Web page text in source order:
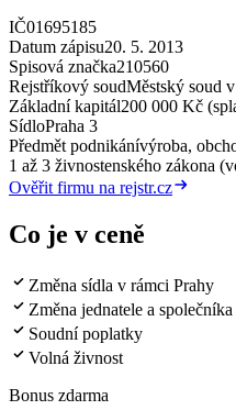
IČ01695185
Datum zápisu20. 5. 2013
Spisová značka210560
Rejstříkový soudMěstský soud
Základní kapitál200 000 Kč
SídloPraha 3
Předmět podnikánívýroba,
1 až 3 živnostenského zákona
Ověřit firmu na rejstr.cz
Co je v ceně
Změna sídla v rámci Prahy
Změna jednatele a společníka
Soudní poplatky
Volná živnost
Bonus zdarma